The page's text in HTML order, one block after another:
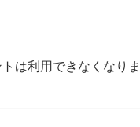
は利用できなくなり